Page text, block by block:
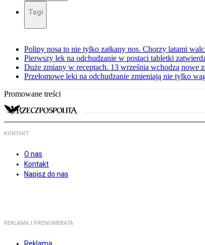
Tagi
Polipy nosa to nie tylko zatkany nos. Chorzy latami
Pierwszy lek na odchudzanie w postaci tabletki
Duże zmiany w receptach. 13 września wchodzą nowe
Przełomowe leki na odchudzanie zmieniają nie tylko
Promowane treści
KONTAKT
O nas
Kontakt
Napisz do nas
REKLAMA I PRENUMERATA